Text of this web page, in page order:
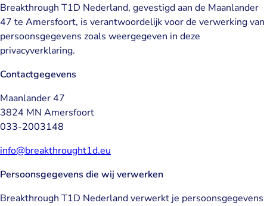
Breakthrough T1D Nederland, gevestigd aan de Maanlander
47 te Amersfoort, is verantwoordelijk voor de verwerking van
persoonsgegevens zoals weergegeven in deze
privacyverklaring.
Contactgegevens
Maanlander 47
3824 MN Amersfoort
033-2003148
info@breakthrought1d.eu
Persoonsgegevens die wij verwerken
Breakthrough T1D Nederland verwerkt je persoonsgegevens